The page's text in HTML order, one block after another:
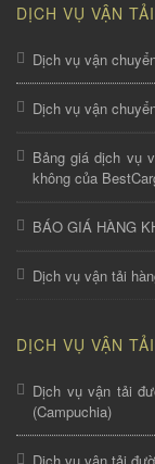
DỊCH VỤ VẬN
Dịch vụ vận
Dịch vụ vận
Bảng giá dịch vụ
không của
BÁO GIÁ HÀNG
Dịch vụ vận tải
DỊCH VỤ VẬN
Dịch vụ vận tải
(Campuchia)
Dịch vụ vận tải